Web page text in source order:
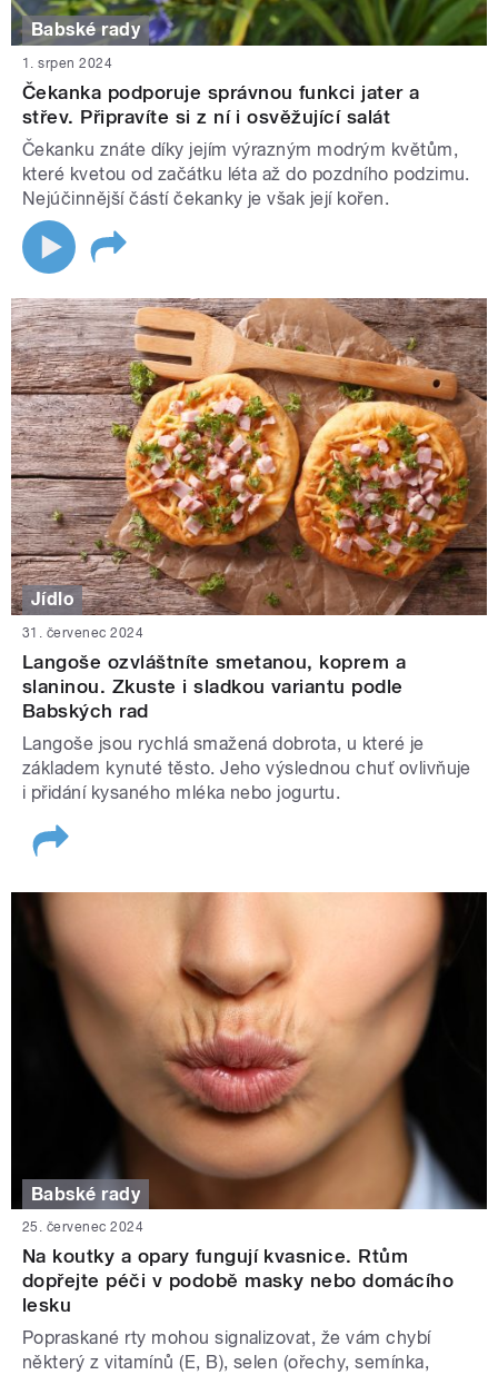
Babské rady
1. srpen 2024
Čekanka podporuje správnou funkci jater a
střev. Připravíte si z ní i osvěžující salát
Čekanku znáte díky jejím výrazným modrým květům,
které kvetou od začátku léta až do pozdního podzimu.
Nejúčinnější částí čekanky je však její kořen.
Jídlo
31. červenec 2024
Langoše ozvláštníte smetanou, koprem a
slaninou. Zkuste i sladkou variantu podle
Babských rad
Langoše jsou rychlá smažená dobrota, u které je
základem kynuté těsto. Jeho výslednou chuť ovlivňuje
i přidání kysaného mléka nebo jogurtu.
Babské rady
25. červenec 2024
Na koutky a opary fungují kvasnice. Rtům
dopřejte péči v podobě masky nebo domácího
lesku
Popraskané rty mohou signalizovat, že vám chybí
některý z vitamínů (E, B), selen (ořechy, semínka,